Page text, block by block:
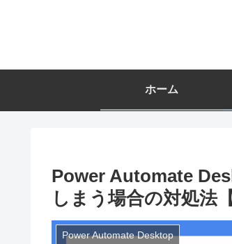
ホーム
Power Automate
しまう場合の対処法
Power Automate Desktop